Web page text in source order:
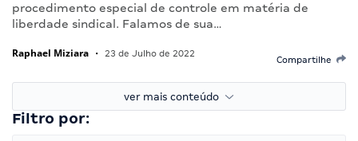
procedimento especial de controle em matéria de
liberdade sindical. Falamos de sua…
Raphael Miziara • 23 de Julho de 2022
Compartilhe
ver mais conteúdo
Filtro por: